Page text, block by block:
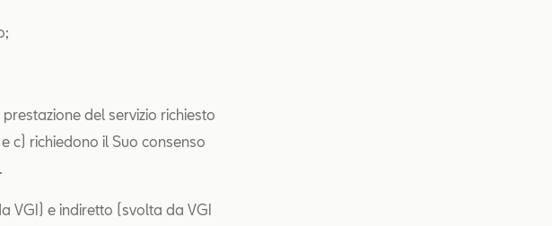
del servizio richiesto
c) richiedono il Suo consenso
VGI) e indiretto (svolta da VGI